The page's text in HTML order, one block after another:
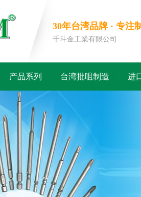
30年台湾品牌 · 专注
千斗金工業有限公司
产品系列 台湾批咀制造 进